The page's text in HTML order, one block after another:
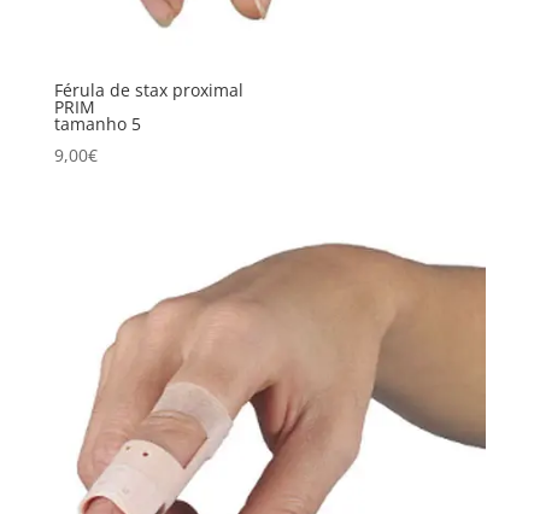
Férula de stax proximal
PRIM
tamanho 5
9,00€